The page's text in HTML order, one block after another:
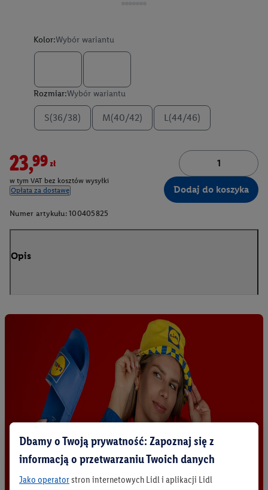
Kolor:Wybór wariantu
Rozmiar:Wybór wariantu
S(36/38) M(40/42) L(44/46)
23,99zł
w tym VAT bez kosztów wysyłki
Opłata za dostawę
Dodaj do koszyka
Numer artykułu: 100405825
Opis
Dbamy o Twoją prywatność: Zapoznaj się z
informacją o przetwarzaniu Twoich danych
Jako operatorstron internetowych Lidl i aplikacji Lidl